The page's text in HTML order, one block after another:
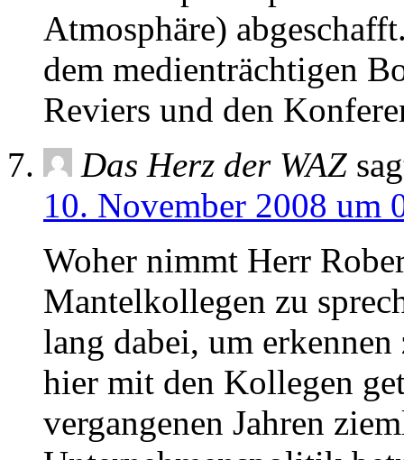
Atmosphäre)
dem medienträchtigen
Reviers und den
Das Herz der WAZ
10. November 2008 um
Woher nimmt Herr
Mantelkollegen zu
lang dabei, um
hier mit den Kollegen
vergangenen Jahren